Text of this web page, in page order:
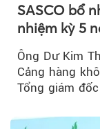
SASCO bổ
nhiệm kỳ 5
Ông Dư Kim
Cảng hàng
Tổng giám